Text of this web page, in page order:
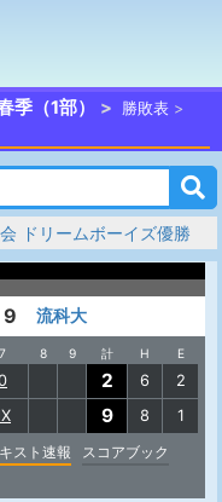
（1部）
勝敗表
ドリームボーイズ優勝
9 流科大
7 8 9 計 H E
2 6
2
9 8
1
スト速報
スコアブック